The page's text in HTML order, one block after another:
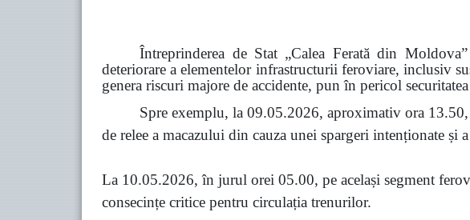
Întreprinderea de Stat „Calea Ferată din
deteriorare a elementelor infrastructurii feroviare, inclusiv
genera riscuri majore de accidente, pun în pericol
Spre exemplu, la 09.05.2026, aproximativ ora
de relee a macazului din cauza unei spargeri intenționate și
La 10.05.2026, în jurul orei 05.00, pe același segment
consecințe critice pentru circulația trenurilor.